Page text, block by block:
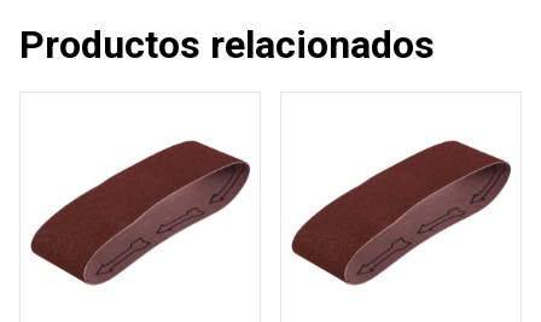
Productos relacionados